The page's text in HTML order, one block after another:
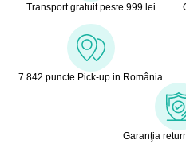
Transport gratuit peste 999 lei
7 842 puncte Pick-up in România
Garanţia